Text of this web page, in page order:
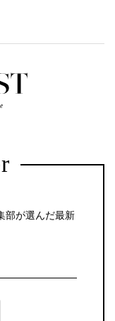
部が選んだ最新